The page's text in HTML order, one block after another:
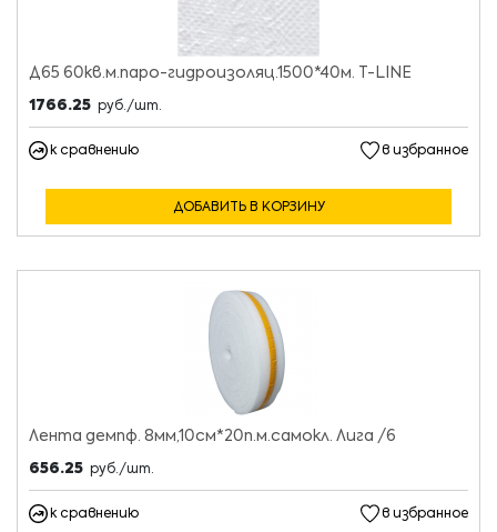
Д65 60кв.м.паро-гидроизоляц.1500*40м. T-LINE
1766.25 руб./шт.
к сравнению в избранное
ДОБАВИТЬ В КОРЗИНУ
Лента демпф. 8мм,10см*20п.м.самокл. Лига /6
656.25 руб./шт.
к сравнению в избранное